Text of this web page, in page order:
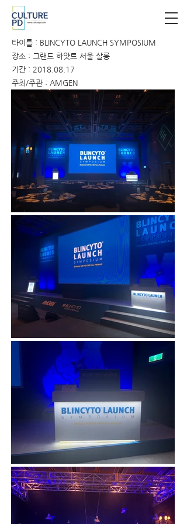
타이틀 : BLINCYTO LAUNCH SYMPOSIUM
장소 : 그랜드 하얏트 서울 살롱
기간 : 2018.08.17
주최/주관 : AMGEN